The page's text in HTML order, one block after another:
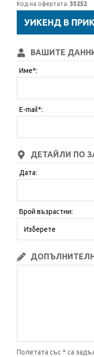
Код на офертата: 35252
УИКЕНД В
ВАШИТЕ
Име*:
E-mail*:
ДЕТАЙЛИ ПО
Дата:
Брой възрастни:
Полетата със * са